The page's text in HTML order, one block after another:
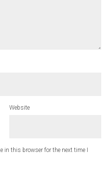
Website
in this browser for the next time I